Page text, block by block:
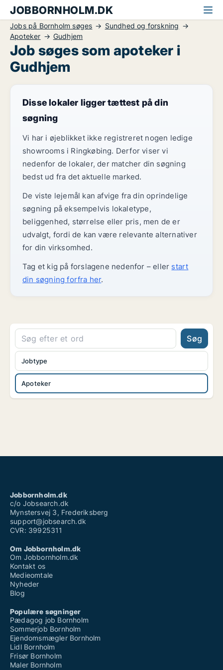
JOBBORNHOLM.DK
Jobs på Bornholm søges
Sundhed og forskning
Apoteker
Gudhjem
Job søges som apoteker i
Gudhjem
Disse lokaler ligger tættest på din
søgning
Vi har i øjeblikket ikke registreret nogen ledige
showrooms i Ringkøbing. Derfor viser vi
nedenfor de lokaler, der matcher din søgning
bedst ud fra det aktuelle marked.
De viste lejemål kan afvige fra din oprindelige
søgning på eksempelvis lokaletype,
beliggenhed, størrelse eller pris, men de er
udvalgt, fordi de kan være relevante alternativer
for din virksomhed.
Tag et kig på forslagene nedenfor – eller start
din søgning forfra her.
Søg
Apoteker
Jobtype
Jobbornholm.dk
c/o Jobsearch.dk
Mynstersvej 3, Frederiksberg
support@jobsearch.dk
CVR: 39925311
Om Jobbornholm.dk
Om Jobbornholm.dk
Kontakt os
Medieomtale
Nyheder
Blog
Populære søgninger
Pædagog job Bornholm
Sommerjob Bornholm
Ejendomsmægler Bornholm
Lidl Bornholm
Frisør Bornholm
Maler Bornholm